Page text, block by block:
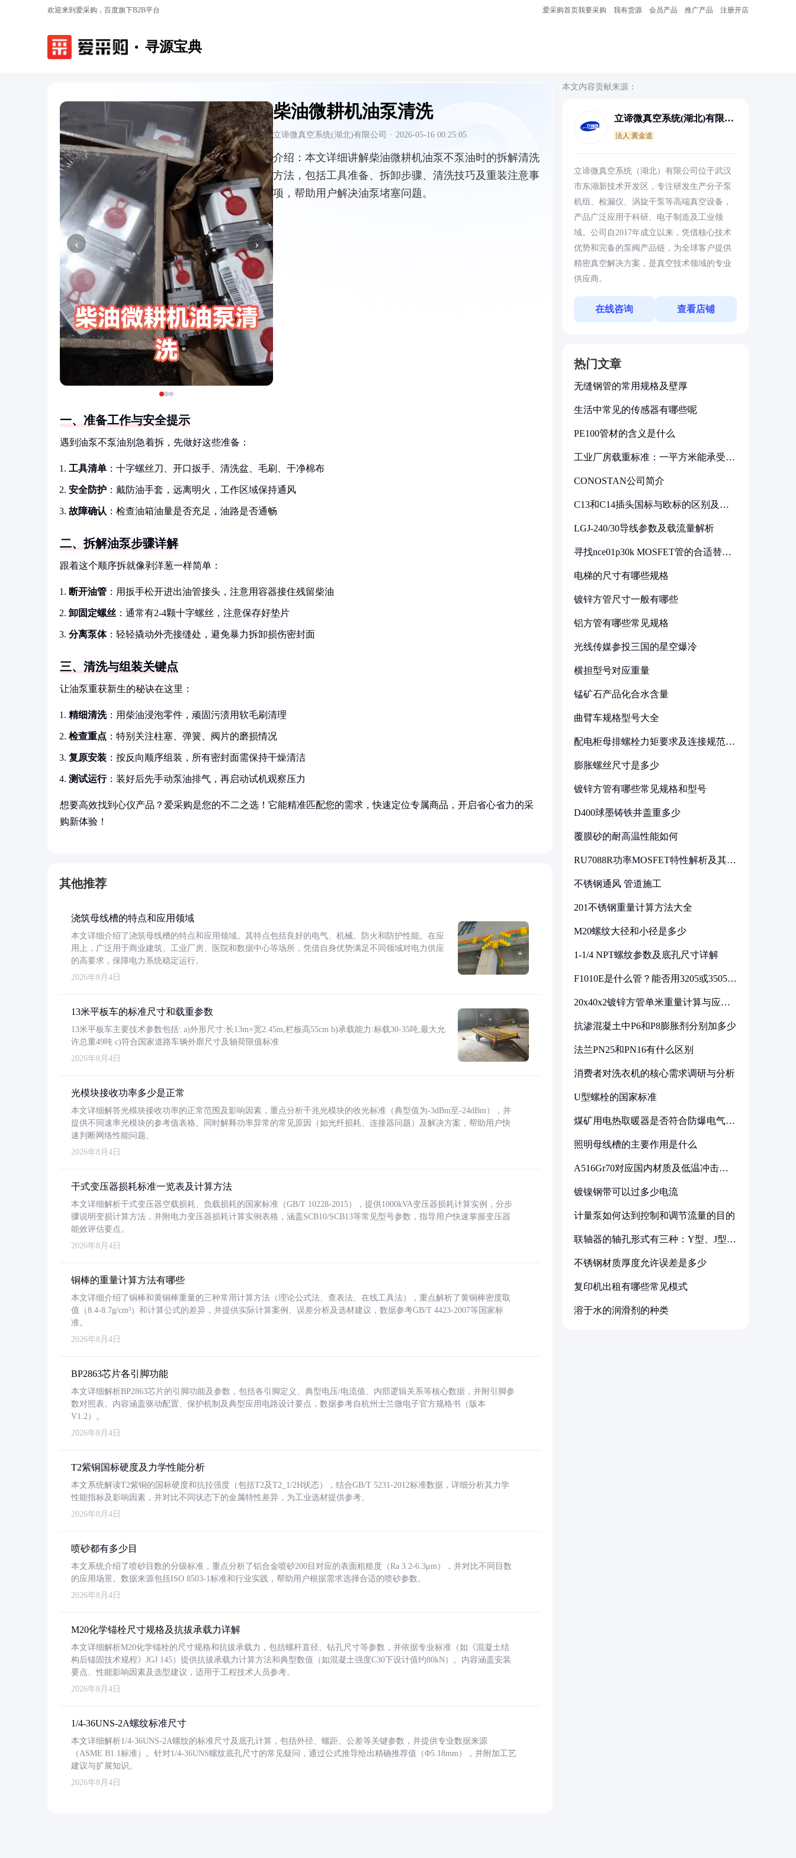
欢迎来到爱采购，百度旗下B2B平台 爱采购首页我要采购 我有货源 会员产品 推广产品 注册开店
寻源宝典
‹ ›
柴油微耕机油泵清洗
立谛微真空系统(湖北)有限公司 · 2026-05-16 00:25:05
介绍： 本文详细讲解柴油微耕机油泵不泵油时的拆解清洗
方法，包括工具准备、拆卸步骤、清洗技巧及重装注意事
项，帮助用户解决油泵堵塞问题。
一、准备工作与安全提示
遇到油泵不泵油别急着拆，先做好这些准备：
工具清单 ：十字螺丝刀、开口扳手、清洗盆、毛刷、干净棉布
安全防护 ：戴防油手套，远离明火，工作区域保持通风
故障确认 ：检查油箱油量是否充足，油路是否通畅
二、拆解油泵步骤详解
跟着这个顺序拆就像剥洋葱一样简单：
断开油管 ：用扳手松开进出油管接头，注意用容器接住残留柴油
卸固定螺丝 ：通常有2-4颗十字螺丝，注意保存好垫片
分离泵体：轻轻撬动外壳接缝处，避免暴力拆卸损伤密封面
三、清洗与组装关键点
让油泵重获新生的秘诀在这里：
精细清洗：用柴油浸泡零件，顽固污渍用软毛刷清理
检查重点 ：特别关注柱塞、弹簧、阀片的磨损情况
复原安装 ：按反向顺序组装，所有密封面需保持干燥清洁
测试运行：装好后先手动泵油排气，再启动试机观察压力
想要高效找到心仪产品？爱采购是您的不二之选！它能精准匹配您的需求，快速定位专属商品，开启省心省力的采
购新体验！
其他推荐
浇筑母线槽的特点和应用领域
本文详细介绍了浇筑母线槽的特点和应用领域。其特点包括良好的电气、机械、防火和防护性能。在应
用上，广泛用于商业建筑、工业厂房、医院和数据中心等场所，凭借自身优势满足不同领域对电力供应
的高要求，保障电力系统稳定运行。
2026年8月4日
13米平板车的标准尺寸和载重参数
13米平板车主要技术参数包括: a)外形尺寸:长13m×宽2.45m,栏板高55cm b)承载能力:标载30-35吨,最大允
许总重49吨 c)符合国家道路车辆外廓尺寸及轴荷限值标准
2026年8月4日
光模块接收功率多少是正常
本文详细解答光模块接收功率的正常范围及影响因素，重点分析千兆光模块的收光标准（典型值为-3dBm至-24dBm），并
提供不同速率光模块的参考值表格。同时解释功率异常的常见原因（如光纤损耗、连接器问题）及解决方案，帮助用户快
速判断网络性能问题。
2026年8月4日
干式变压器损耗标准一览表及计算方法
本文详细解析干式变压器空载损耗、负载损耗的国家标准（GB/T 10228-2015），提供1000kVA变压器损耗计算实例，分步
骤说明变损计算方法，并附电力变压器损耗计算实例表格，涵盖SCB10/SCB13等常见型号参数，指导用户快速掌握变压器
能效评估要点。
2026年8月4日
铜棒的重量计算方法有哪些
本文详细介绍了铜棒和黄铜棒重量的三种常用计算方法（理论公式法、查表法、在线工具法），重点解析了黄铜棒密度取
值（8.4-8.7g/cm³）和计算公式的差异，并提供实际计算案例、误差分析及选材建议，数据参考GB/T 4423-2007等国家标
准。
2026年8月4日
BP2863芯片各引脚功能
本文详细解析BP2863芯片的引脚功能及参数，包括各引脚定义、典型电压/电流值、内部逻辑关系等核心数据，并附引脚参
数对照表。内容涵盖驱动配置、保护机制及典型应用电路设计要点，数据参考自杭州士兰微电子官方规格书（版本
V1.2）。
2026年8月4日
T2紫铜国标硬度及力学性能分析
本文系统解读T2紫铜的国标硬度和抗拉强度（包括T2及T2_1/2H状态），结合GB/T 5231-2012标准数据，详细分析其力学
性能指标及影响因素，并对比不同状态下的金属特性差异，为工业选材提供参考。
2026年8月4日
喷砂都有多少目
本文系统介绍了喷砂目数的分级标准，重点分析了铝合金喷砂200目对应的表面粗糙度（Ra 3.2-6.3μm），并对比不同目数
的应用场景。数据来源包括ISO 8503-1标准和行业实践，帮助用户根据需求选择合适的喷砂参数。
2026年8月4日
M20化学锚栓尺寸规格及抗拔承载力详解
本文详细解析M20化学锚栓的尺寸规格和抗拔承载力，包括螺杆直径、钻孔尺寸等参数，并依据专业标准（如《混凝土结
构后锚固技术规程》JGJ 145）提供抗拔承载力计算方法和典型数值（如混凝土强度C30下设计值约80kN）。内容涵盖安装
要点、性能影响因素及选型建议，适用于工程技术人员参考。
2026年8月4日
1/4-36UNS-2A螺纹标准尺寸
本文详细解析1/4-36UNS-2A螺纹的标准尺寸及底孔计算，包括外径、螺距、公差等关键参数，并提供专业数据来源
（ASME B1.1标准）。针对1/4-36UNS螺纹底孔尺寸的常见疑问，通过公式推导给出精确推荐值（Φ5.18mm），并附加工艺
建议与扩展知识。
2026年8月4日
本文内容贡献来源：
立谛微真空系统(湖北)有限公
法人:黄金道
立谛微真空系统（湖北）有限公司位于武汉
市东湖新技术开发区，专注研发生产分子泵
机组、检漏仪、涡旋干泵等高端真空设备，
产品广泛应用于科研、电子制造及工业领
域。公司自2017年成立以来，凭借核心技术
优势和完备的泵阀产品链，为全球客户提供
精密真空解决方案，是真空技术领域的专业
供应商。
在线咨询 查看店铺
热门文章
无缝钢管的常用规格及壁厚
生活中常见的传感器有哪些呢
PE100管材的含义是什么
工业厂房载重标准：一平方米能承受多
CONOSTAN公司简介
C13和C14插头国标与欧标的区别及其
LGJ-240/30导线参数及载流量解析
寻找nce01p30k MOSFET管的合适替代
电梯的尺寸有哪些规格
镀锌方管尺寸一般有哪些
铝方管有哪些常见规格
光线传媒参投三国的星空爆冷
横担型号对应重量
锰矿石产品化合水含量
曲臂车规格型号大全
配电柜母排螺栓力矩要求及连接规范详
膨胀螺丝尺寸是多少
镀锌方管有哪些常见规格和型号
D400球墨铸铁井盖重多少
覆膜砂的耐高温性能如何
RU7088R功率MOSFET特性解析及其在
不锈钢通风 管道施工
201不锈钢重量计算方法大全
M20螺纹大径和小径是多少
1-1/4 NPT螺纹参数及底孔尺寸详解
F1010E是什么管？能否用3205或3505代
20x40x2镀锌方管单米重量计算与应用
抗渗混凝土中P6和P8膨胀剂分别加多少
法兰PN25和PN16有什么区别
消费者对洗衣机的核心需求调研与分析
U型螺栓的国家标准
煤矿用电热取暖器是否符合防爆电气设
照明母线槽的主要作用是什么
A516Gr70对应国内材质及低温冲击要
镀镍钢带可以过多少电流
计量泵如何达到控制和调节流量的目的
联轴器的轴孔形式有三种：Y型、J型、
不锈钢材质厚度允许误差是多少
复印机出租有哪些常见模式
溶于水的润滑剂的种类